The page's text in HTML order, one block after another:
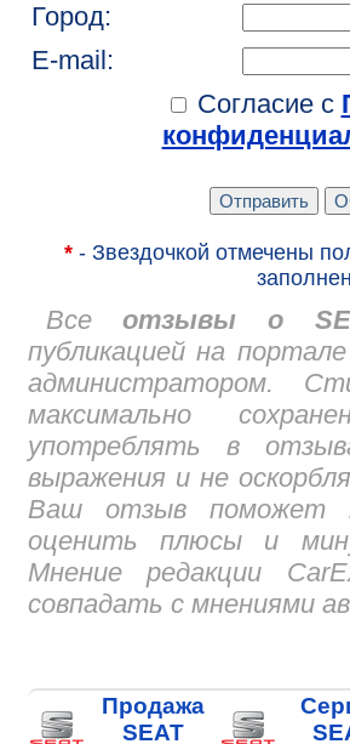
Город:
E-mail:
Согласие с
*- Звездочкой отмечены
Всеотзывы о
публикацией на
администратором.
максимально
употреблять в
выражения и не
Ваш отзыв поможет
оценить плюсы и
Мнение редакции
совпадать с мнениями
Продажа
SEAT